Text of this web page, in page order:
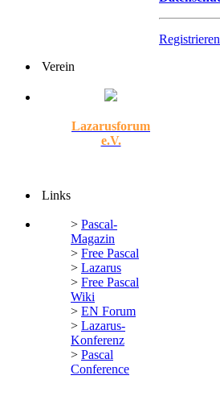
Registrieren
Verein
Lazarusforum
e.V.
Links
> Pascal-
Magazin
> Free Pascal
> Lazarus
> Free Pascal
Wiki
> EN Forum
> Lazarus-
Konferenz
> Pascal
Conference